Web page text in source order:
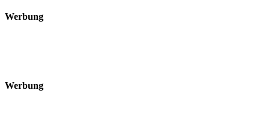
Werbung
Werbung